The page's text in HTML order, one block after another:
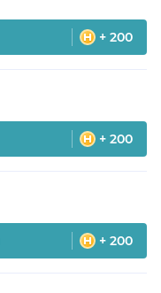
+ 200
+ 200
+ 200